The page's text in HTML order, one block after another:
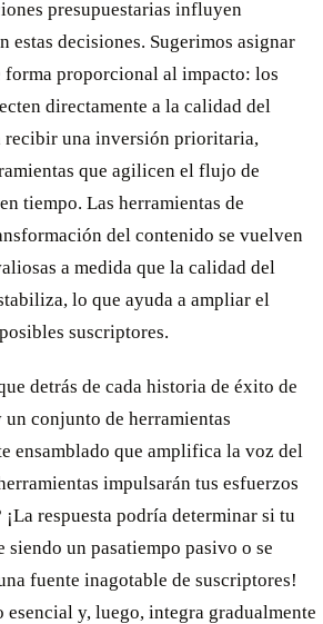
presupuestarias influyen
estas decisiones. Sugerimos asignar
forma proporcional al impacto: los
directamente a la calidad del
recibir una inversión prioritaria,
que agilicen el flujo de
tiempo. Las herramientas de
del contenido se vuelven
a medida que la calidad del
lo que ayuda a ampliar el
suscriptores.
detrás de cada historia de éxito de
un conjunto de herramientas
ensamblado que amplifica la voz del
impulsarán tus esfuerzos
¡La respuesta podría determinar si tu
siendo un pasatiempo pasivo o se
fuente inagotable de suscriptores!
esencial y, luego, integra gradualmente